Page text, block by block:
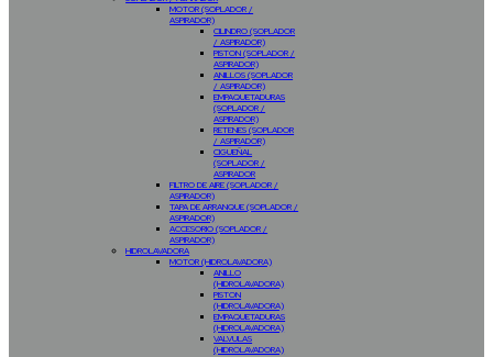
MOTOR (SOPLADOR /
ASPIRADOR)
CILINDRO (SOPLADOR
/ ASPIRADOR)
PISTON (SOPLADOR /
ASPIRADOR)
ANILLOS (SOPLADOR
/ ASPIRADOR)
EMPAQUETADURAS
(SOPLADOR /
ASPIRADOR)
RETENES (SOPLADOR
/ ASPIRADOR)
CIGUEÑAL
(SOPLADOR /
ASPIRADOR
FILTRO DE AIRE (SOPLADOR /
ASPIRADOR)
TAPA DE ARRANQUE (SOPLADOR /
ASPIRADOR)
ACCESORIO (SOPLADOR /
ASPIRADOR)
HIDROLAVADORA
MOTOR (HIDROLAVADORA)
ANILLO
(HIDROLAVADORA)
PISTON
(HIDROLAVADORA)
EMPAQUETADURAS
(HIDROLAVADORA)
VALVULAS
(HIDROLAVADORA)